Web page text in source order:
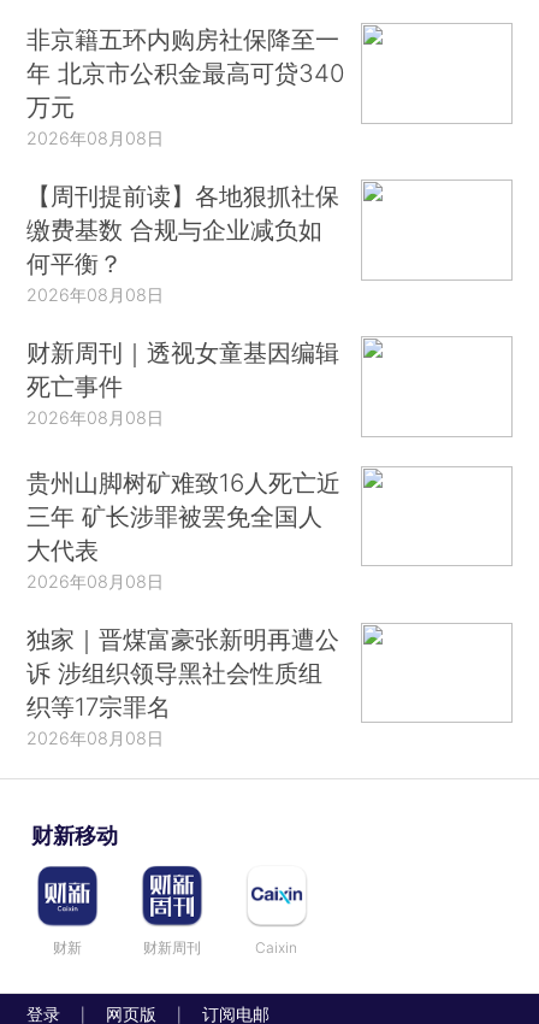
非京籍五环内购房社保降至一
年 北京市公积金最高可贷340
万元
2026年08月08日
【周刊提前读】各地狠抓社保
缴费基数 合规与企业减负如
何平衡？
2026年08月08日
财新周刊｜透视女童基因编辑
死亡事件
2026年08月08日
贵州山脚树矿难致16人死亡近
三年 矿长涉罪被罢免全国人
大代表
2026年08月08日
独家｜晋煤富豪张新明再遭公
诉 涉组织领导黑社会性质组
织等17宗罪名
2026年08月08日
财新移动
财新 财新周刊 Caixin
登录 网页版 订阅电邮